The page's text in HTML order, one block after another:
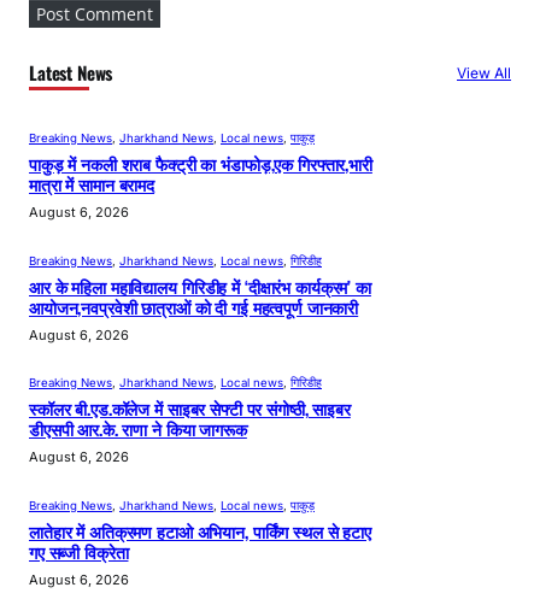
Latest News View All
Breaking News Jharkhand News Local news पाकुड़
पाकुड़ में नकली शराब फैक्ट्री का भंडाफोड़,एक गिरफ्तार,भारी
मात्रा में सामान बरामद
August 6, 2026
Breaking News Jharkhand News Local news गिरिडीह
आर के महिला महाविद्यालय गिरिडीह में ‘दीक्षारंभ कार्यक्रम’ का
आयोजन,नवप्रवेशी छात्राओं को दी गई महत्वपूर्ण जानकारी
August 6, 2026
Breaking News, Jharkhand News, Local news, गिरिडीह
स्कॉलर बी.एड.कॉलेज में साइबर सेफ्टी पर संगोष्ठी, साइबर
डीएसपी आर.के. राणा ने किया जागरूक
August 6, 2026
Breaking News Jharkhand News Local news पाकुड़
लातेहार में अतिक्रमण हटाओ अभियान, पार्किंग स्थल से हटाए
गए सब्जी विक्रेता
August 6, 2026